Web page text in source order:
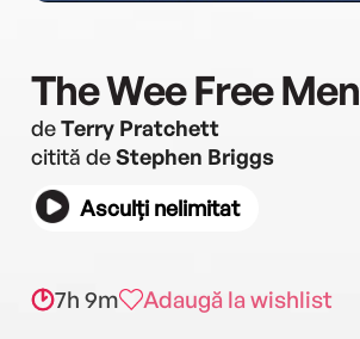
The Wee Free Men
deTerry Pratchett
citită deStephen Briggs
Asculți nelimitat
7h 9m Adaugă la wishlist